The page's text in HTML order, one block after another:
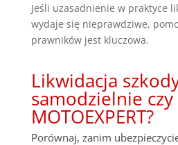
Jeśli uzasadnienie w praktyce
wydaje się nieprawdziwe,
prawników jest kluczowa.
Likwidacja
samodzielnie czy
MOTOEXPERT?
Porównaj, zanim